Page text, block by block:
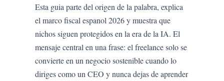
Esta guia parte del origen de la palabra, explica
el marco fiscal espanol 2026 y muestra que
nichos siguen protegidos en la era de la IA. El
mensaje central en una frase: el freelance solo se
convierte en un negocio sostenible cuando lo
diriges como un CEO y nunca dejas de aprender